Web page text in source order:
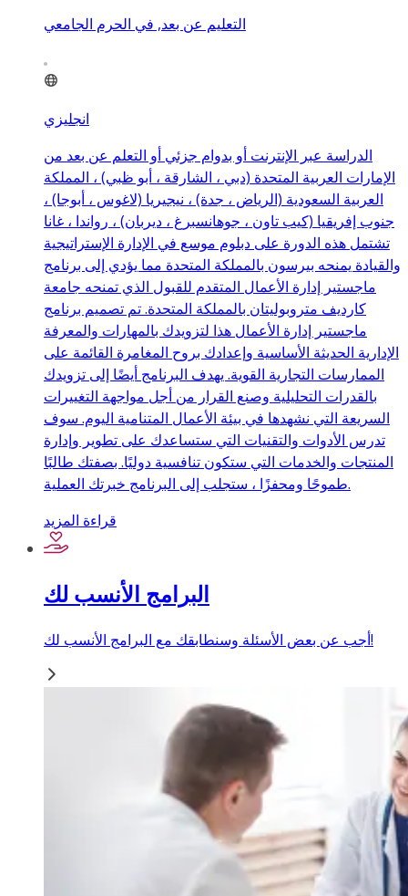
التعليم عن بعد, في الحرم الجامعي
انجليزي
الدراسة عبر الإنترنت أو بدوام جزئي أو التعلم عن بعد من
الإمارات العربية المتحدة (دبي ، الشارقة ، أبو ظبي) ، المملكة
العربية السعودية (الرياض ، جدة) ، نيجيريا (لاغوس ، أبوجا) ،
جنوب إفريقيا (كيب تاون ، جوهانسبرغ ، ديربان) ، رواندا ، غانا
تشتمل هذه الدورة على دبلوم موسع في الإدارة الإستراتيجية
والقيادة يمنحه بيرسون بالمملكة المتحدة مما يؤدي إلى برنامج
ماجستير إدارة الأعمال المتقدم للقبول الذي تمنحه جامعة
كارديف متروبوليتان بالمملكة المتحدة. تم تصميم برنامج
ماجستير إدارة الأعمال هذا لتزويدك بالمهارات والمعرفة
الإدارية الحديثة الأساسية وإعدادك بروح المغامرة القائمة على
الممارسات التجارية القوية. يهدف البرنامج أيضًا إلى تزويدك
بالقدرات التحليلية وصنع القرار من أجل مواجهة التغييرات
السريعة التي نشهدها في بيئة الأعمال المتنامية اليوم. سوف
تدرس الأدوات والتقنيات التي ستساعدك على تطوير وإدارة
المنتجات والخدمات التي ستكون تنافسية دوليًا. بصفتك طالبًا
طموحًا ومحفزًا ، ستجلب إلى البرنامج خبرتك العملية.
قراءة المزيد
البرامج الأنسب لك
أجب عن بعض الأسئلة وسنطابقك مع البرامج الأنسب لك!